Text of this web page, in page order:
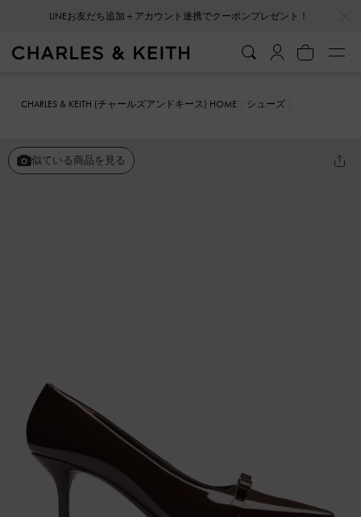
LINEお友だち追加＋アカウント連携でクーポンプレゼント！
CHARLES & KEITH (チャールズアンドキース) HOME
シューズ
似ている商品を見る